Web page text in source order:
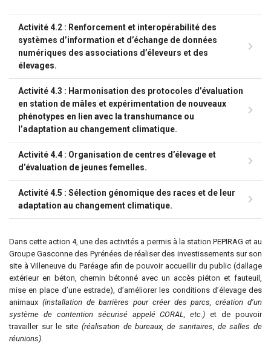
Activité 4.2 : Renforcement et interopérabilité des
systèmes d’information et d’échange de données
numériques des associations d’éleveurs et des
élevages.
Activité 4.3 : Harmonisation des protocoles d’évaluation
en station de mâles et expérimentation de nouveaux
phénotypes en lien avec la transhumance ou
l’adaptation au changement climatique.
Activité 4.4 : Organisation de centres d’élevage et
d’évaluation de jeunes femelles.
Activité 4.5 : Sélection génomique des races et de leur
adaptation au changement climatique.
Dans cette action 4, une des activités a permis à la station PEPIRAG et au
Groupe Gasconne des Pyrénées de réaliser des investissements sur son
site à Villeneuve du Paréage afin de pouvoir accueillir du public (dallage
extérieur en béton, chemin bétonné avec un accès piéton et fauteuil,
mise en place d’une estrade), d’améliorer les conditions d’élevage des
animaux (installation de barrières pour créer des parcs, création d’un
système de contention sécurisé appelé CORAL, etc.)et de pouvoir
travailler sur le site (réalisation de bureaux, de sanitaires, de salles de
réunions)